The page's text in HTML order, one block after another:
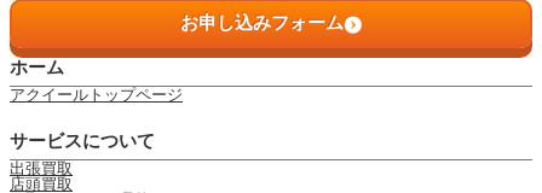
お申し込みフォーム
ホーム
アクイールトップページ
サービスについて
出張買取
店頭買取